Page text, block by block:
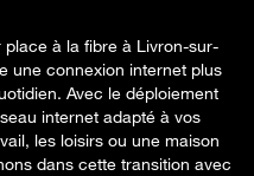
place à la fibre à Livron-sur-
une connexion internet plus
Avec le déploiement
internet adapté à vos
les loisirs ou une maison
dans cette transition avec